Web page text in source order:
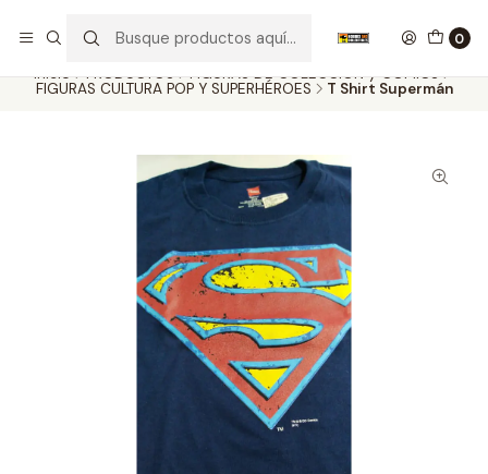
0
Inicio PRODUCTOS
FIGURAS DE COLECCIÓN y COMICS
FIGURAS CULTURA POP Y SUPERHÉROES
T Shirt Supermán